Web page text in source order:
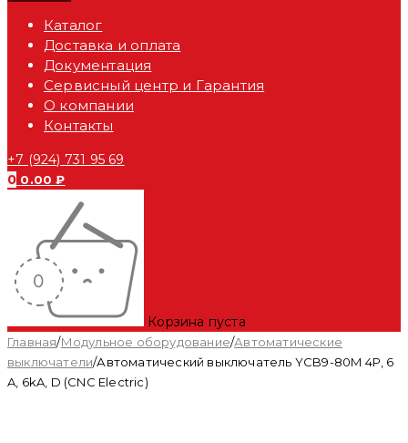
Каталог
Доставка и оплата
Документация
Сервисный центр и Гарантия
О компании
Контакты
+7 (924) 731 95 69
0 0.00₽
Корзина пуста
Главная/Модульное оборудование/Автоматические
выключатели/Автоматический выключатель YCB9-80M 4P, 6
A, 6kA, D (CNC Electric)